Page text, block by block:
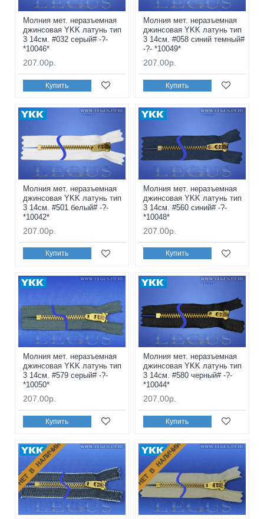
Молния мет. неразъемная
джинсовая YKK латунь тип
3 14см. #032 серый# -?-
*10046*
207.00р.
Купить
Молния мет. неразъемная
джинсовая YKK латунь тип
3 14см. #058 синий темный#
-?- *10049*
207.00р.
Купить
Молния мет. неразъемная
джинсовая YKK латунь тип
3 14см. #501 белый# -?-
*10042*
207.00р.
Купить
Молния мет. неразъемная
джинсовая YKK латунь тип
3 14см. #560 синий# -?-
*10048*
207.00р.
Купить
Молния мет. неразъемная
джинсовая YKK латунь тип
3 14см. #579 серый# -?-
*10050*
207.00р.
Купить
Молния мет. неразъемная
джинсовая YKK латунь тип
3 14см. #580 черный# -?-
*10044*
207.00р.
Купить
НЕТ В НАЛИЧИИ НЕТ В НАЛИЧИИ